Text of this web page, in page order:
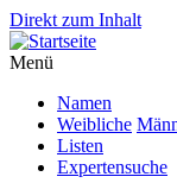
Direkt zum Inhalt
Menü
Namen
Weibliche
Listen
Expertensuche